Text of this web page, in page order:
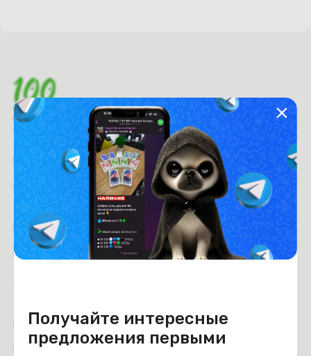
Получайте интересные
предложения первыми
Время работы с 9:00 до 21:00
г. Минск, пр-т. Независимости, д.94
Рейтинг магазина:
4.6 из 5
Покупателям
Оплата
Отзывы
Обмен и возврат